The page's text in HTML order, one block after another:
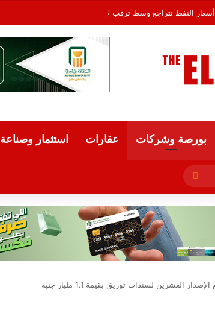
أسعار النفط تتراجع وسط ترقب لاتفاق لإعادة فتح مضيق هرمز
بورصة وشركات عقارات استثمار وصناعة
بحث
عن
العشرين لسندات توريق بقيمة 1.1 مليار جنيه